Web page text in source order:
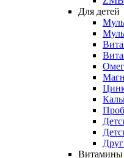
Для детей
Витамины